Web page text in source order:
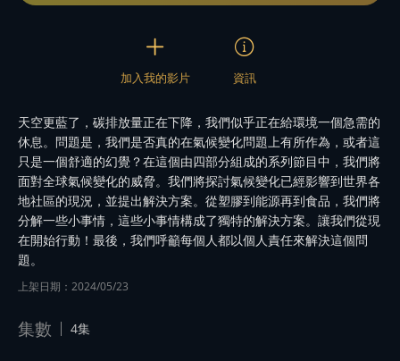
加入我的影片 資訊
天空更藍了，碳排放量正在下降，我們似乎正在給環境一個急需的
休息。問題是，我們是否真的在氣候變化問題上有所作為，或者這
只是一個舒適的幻覺？在這個由四部分組成的系列節目中，我們將
面對全球氣候變化的威脅。我們將探討氣候變化已經影響到世界各
地社區的現況，並提出解決方案。從塑膠到能源再到食品，我們將
分解一些小事情，這些小事情構成了獨特的解決方案。讓我們從現
在開始行動！最後，我們呼籲每個人都以個人責任來解決這個問
題。
上架日期：2024/05/23
集數 4集